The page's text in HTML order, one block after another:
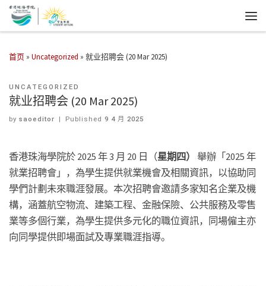
首页 » Uncategorized » 就业招聘会 (20 Mar 2025)
UNCATEGORIZED
就业招聘会 (20 Mar 2025)
by saoeditor | Published9 4 月 2025
香港珠海學院於 2025 年 3 月 20 日（星期四）
舉辦「2025 年
就業招聘會」，為學生提供就業機會及相關資訊，以協助同
學們計劃未來職涯發展。本次招聘會邀請多家知名企業及機
構，涵蓋航空物流、建築工程、金融保險、公共服務及零售
業等多個行業，為學生提供多元化的職位資訊，同場僱主亦
向同學提供即場面試及專業職涯指導。